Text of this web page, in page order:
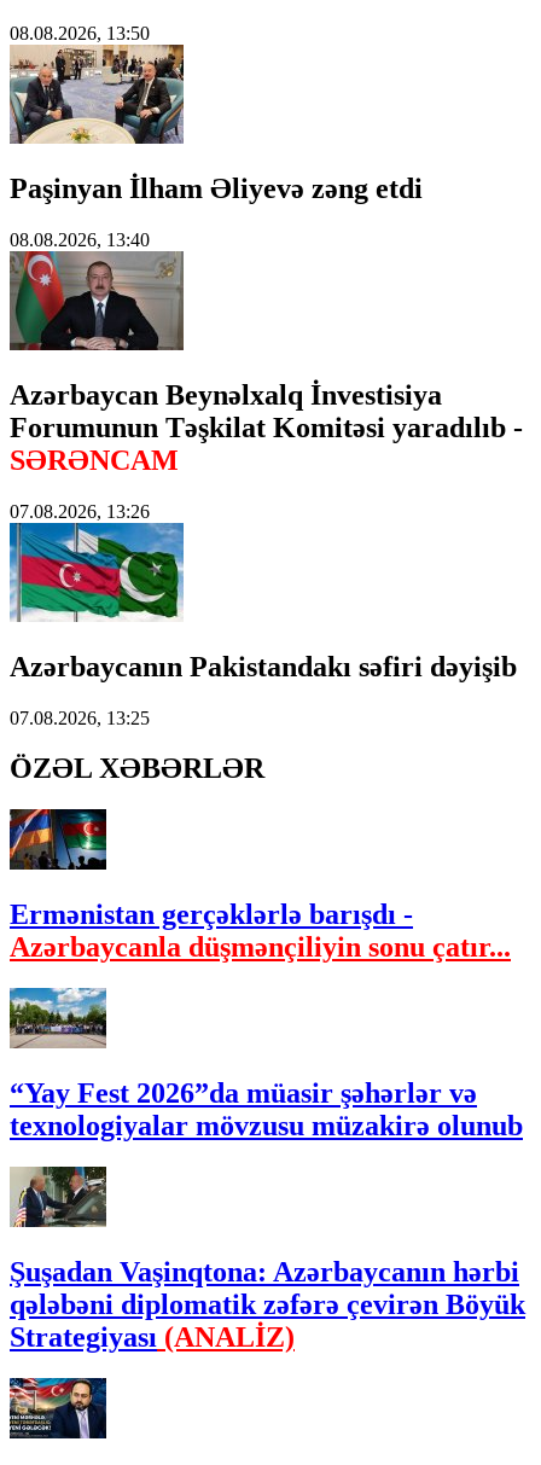
08.08.2026, 13:50
Paşinyan İlham Əliyevə zəng etdi
08.08.2026, 13:40
Azərbaycan Beynəlxalq İnvestisiya
Forumunun Təşkilat Komitəsi yaradılıb -
SƏRƏNCAM
07.08.2026, 13:26
Azərbaycanın Pakistandakı səfiri dəyişib
07.08.2026, 13:25
ÖZƏL XƏBƏRLƏR
Ermənistan gerçəklərlə barışdı -
Azərbaycanla düşmənçiliyin sonu çatır...
“Yay Fest 2026”da müasir şəhərlər və
texnologiyalar mövzusu müzakirə olunub
Şuşadan Vaşinqtona: Azərbaycanın hərbi
qələbəni diplomatik zəfərə çevirən Böyük
Strategiyası (ANALİZ)